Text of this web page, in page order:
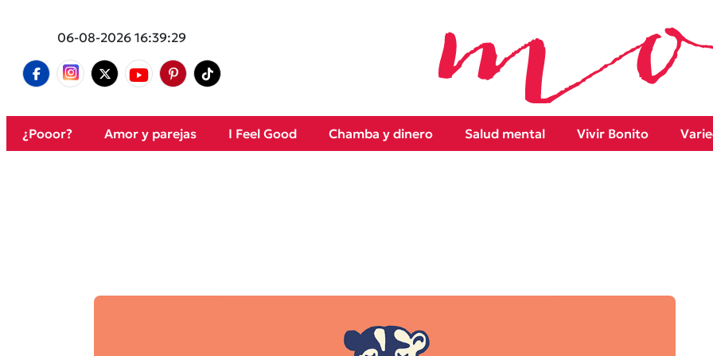
06-08-2026 16:39:29
¿Pooor? Amor y parejas I Feel Good Chamba y dinero Salud mental Vivir Bonito